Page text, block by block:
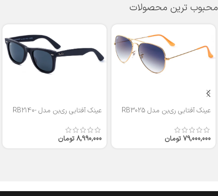
محبوب ترین محصولات
عینک آفتابی ری‌بن مدل RB3025
79,000,000تومان
عینک آفتابی ری‌بن مدل RB2140-
8,990,000تومان